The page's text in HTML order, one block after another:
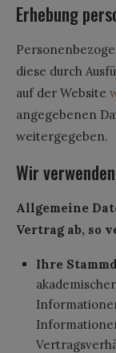
Erhebung
diese durch
auf der Website
angegebenen
weitergegeben.
Wir
Allgemeine
Vertrag ab, so
Ihre